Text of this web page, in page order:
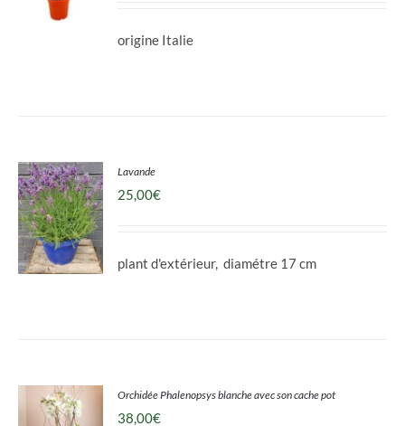
origine Italie
Lavande
25,00€
plant d'extérieur, diamétre 17 cm
Orchidée Phalenopsys blanche avec son cache pot
38,00€